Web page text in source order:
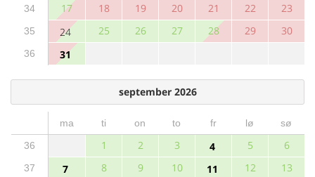
34 17 18 19 20 21 22 23
35 24 25 26 27 28 29 30
36 31
september 2026
ma ti on to fr lø
sø
36
1 2 3 4 5 6
37 7 8 9 10 11 12 13